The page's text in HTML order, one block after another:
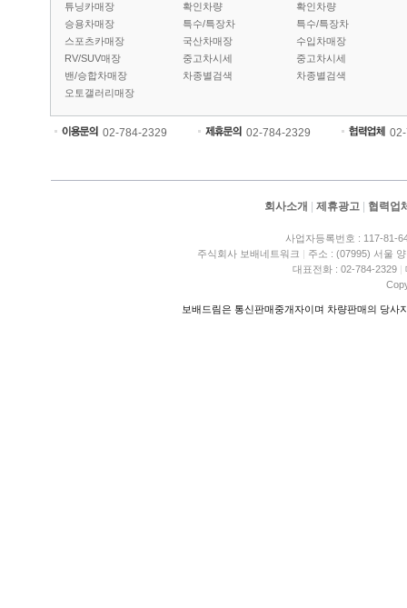
튜닝카매장
승용차매장
스포츠카매장
RV/SUV매장
밴/승합차매장
오토갤러리매장
확인차량
특수/특장차
국산차매장
중고차시세
차종별검색
확인차량
특수/특장차
수입차매장
중고차시세
차종별검색
02-784-2329 02-784-2329
회사소개 제휴광고 협력업
사업자등록번호 : 117-81-
주식회사 보배네트워크 | 주소 : (07995) 서울
대표전화 : 02-784-2329 |
보배드림은 통신판매중개자이며 차량판매의 당